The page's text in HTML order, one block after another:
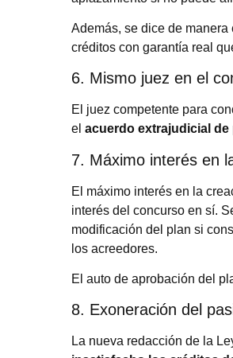
Además, se dice de manera
créditos con garantía real
6. Mismo juez en el
El juez competente para
el acuerdo extrajudicial de
7. Máximo interés en
El máximo interés en la
interés del concurso en sí.
modificación del plan si
los acreedores.
El auto de aprobación del
8. Exoneración del
La nueva redacción de la